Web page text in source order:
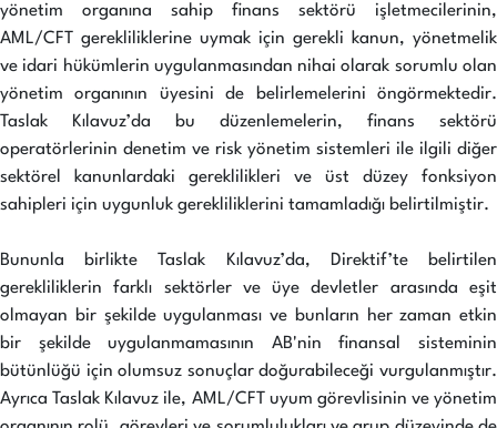
yönetim organına sahip finans sektörü işletmecilerinin,
AML/CFT gerekliliklerine uymak için gerekli kanun, yönetmelik
ve idari hükümlerin uygulanmasından nihai olarak sorumlu olan
yönetim organının üyesini de belirlemelerini öngörmektedir.
Taslak Kılavuz’da bu düzenlemelerin, finans sektörü
operatörlerinin denetim ve risk yönetim sistemleri ile ilgili diğer
sektörel kanunlardaki gereklilikleri ve üst düzey fonksiyon
sahipleri için uygunluk gerekliliklerini tamamladığı belirtilmiştir.
Bununla birlikte Taslak Kılavuz’da, Direktif’te belirtilen
gerekliliklerin farklı sektörler ve üye devletler arasında eşit
olmayan bir şekilde uygulanması ve bunların her zaman etkin
bir şekilde uygulanmamasının AB'nin finansal sisteminin
bütünlüğü için olumsuz sonuçlar doğurabileceği vurgulanmıştır.
Ayrıca Taslak Kılavuz ile, AML/CFT uyum görevlisinin ve yönetim